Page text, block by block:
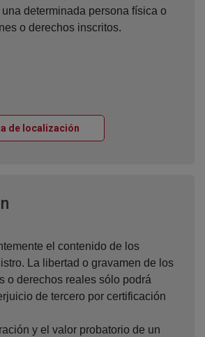
determinada persona física o
o derechos inscritos.
de localización
el contenido de los
La libertad o gravamen de los
o derechos reales sólo podrá
de tercero por certificación
y el valor probatorio de un